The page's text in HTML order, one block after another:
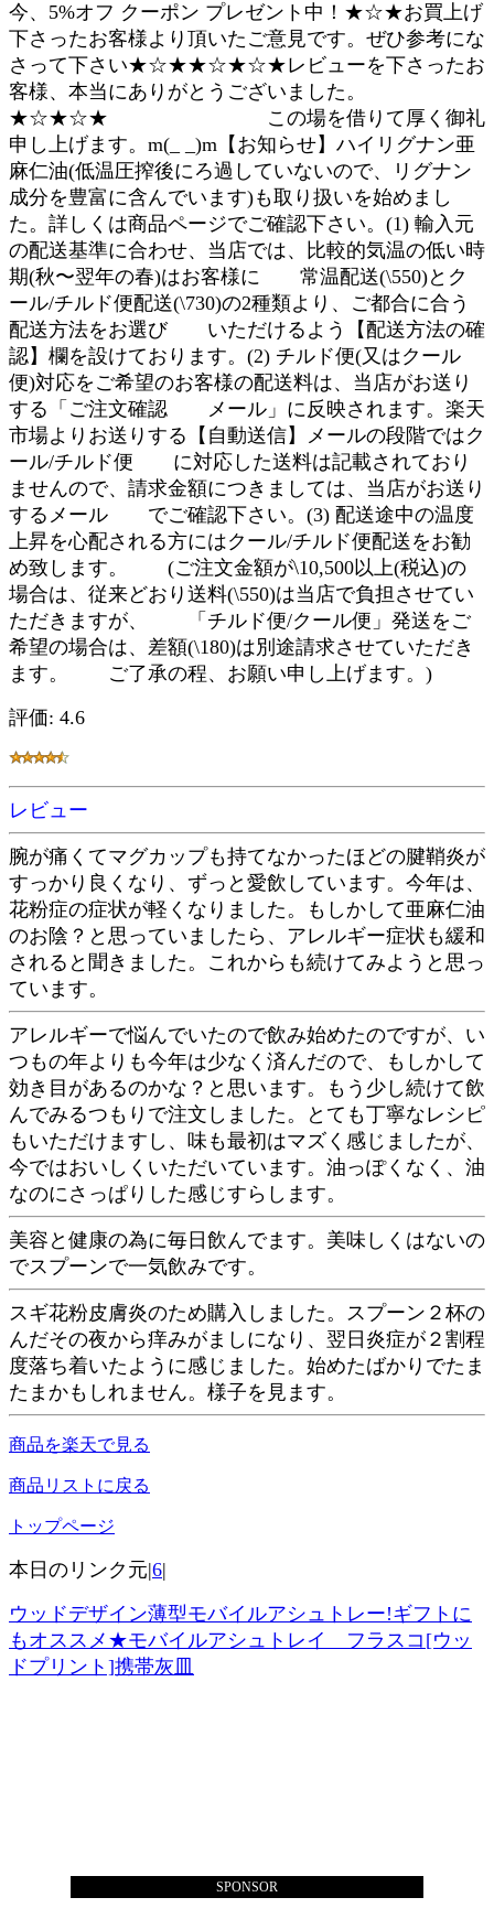
今、5%オフ クーポン プレゼント中！★☆★お買上げ
下さったお客様より頂いたご意見です。ぜひ参考にな
さって下さい★☆★★☆★☆★レビューを下さったお
客様、本当にありがとうございました。
★☆★☆★ この場を借りて厚く御礼
申し上げます。m(_ _)m【お知らせ】ハイリグナン亜
麻仁油(低温圧搾後にろ過していないので、リグナン
成分を豊富に含んでいます)も取り扱いを始めまし
た。詳しくは商品ページでご確認下さい。(1) 輸入元
の配送基準に合わせ、当店では、比較的気温の低い時
期(秋〜翌年の春)はお客様に 常温配送(\550)とク
ール/チルド便配送(\730)の2種類より、ご都合に合う
配送方法をお選び いただけるよう【配送方法の確
認】欄を設けております。(2) チルド便(又はクール
便)対応をご希望のお客様の配送料は、当店がお送り
する「ご注文確認 メール」に反映されます。楽天
市場よりお送りする【自動送信】メールの段階ではク
ール/チルド便 に対応した送料は記載されており
ませんので、請求金額につきましては、当店がお送り
するメール でご確認下さい。(3) 配送途中の温度
上昇を心配される方にはクール/チルド便配送をお勧
め致します。 (ご注文金額が\10,500以上(税込)の
場合は、従来どおり送料(\550)は当店で負担させてい
ただきますが、 「チルド便/クール便」発送をご
希望の場合は、差額(\180)は別途請求させていただき
ます。 ご了承の程、お願い申し上げます。)
評価: 4.6
レビュー
腕が痛くてマグカップも持てなかったほどの腱鞘炎が
すっかり良くなり、ずっと愛飲しています。今年は、
花粉症の症状が軽くなりました。もしかして亜麻仁油
のお陰？と思っていましたら、アレルギー症状も緩和
されると聞きました。これからも続けてみようと思っ
ています。
アレルギーで悩んでいたので飲み始めたのですが、い
つもの年よりも今年は少なく済んだので、もしかして
効き目があるのかな？と思います。もう少し続けて飲
んでみるつもりで注文しました。とても丁寧なレシピ
もいただけますし、味も最初はマズく感じましたが、
今ではおいしくいただいています。油っぽくなく、油
なのにさっぱりした感じすらします。
美容と健康の為に毎日飲んでます。美味しくはないの
でスプーンで一気飲みです。
スギ花粉皮膚炎のため購入しました。スプーン２杯の
んだその夜から痒みがましになり、翌日炎症が２割程
度落ち着いたように感じました。始めたばかりでたま
たまかもしれません。様子を見ます。
商品を楽天で見る
商品リストに戻る
トップページ
本日のリンク元|6|
ウッドデザイン薄型モバイルアシュトレー!ギフトに
もオススメ★モバイルアシュトレイ フラスコ[ウッ
ドプリント]携帯灰皿
SPONSOR